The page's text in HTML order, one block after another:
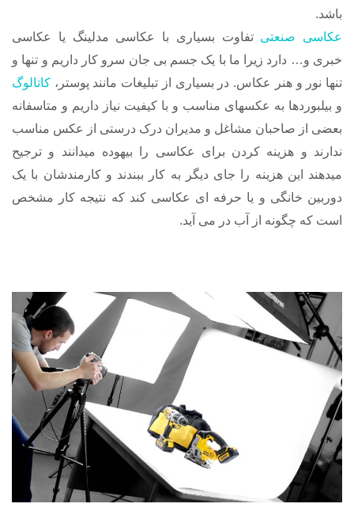
باشد.
عکاسی صنعتی تفاوت بسیاری با عکاسی مدلینگ یا عکاسی
خبری و… دارد زیرا ما با یک جسم بی جان سرو کار داریم و تنها و
تنها نور و هنر عکاس. در بسیاری از تبلیغات مانند پوستر، کاتالوگ
و بیلبوردها به عکسهای مناسب و با کیفیت نیاز داریم و متاسفانه
بعضی از صاحبان مشاغل و مدیران درک درستی از عکس مناسب
ندارند و هزینه کردن برای عکاسی را بیهوده میدانند و ترجیح
میدهند این هزینه را جای دیگر به کار ببندند و کارمندشان با یک
دوربین خانگی و یا حرفه ای عکاسی کند که نتیجه کار مشخص
است که چگونه از آب در می آید.